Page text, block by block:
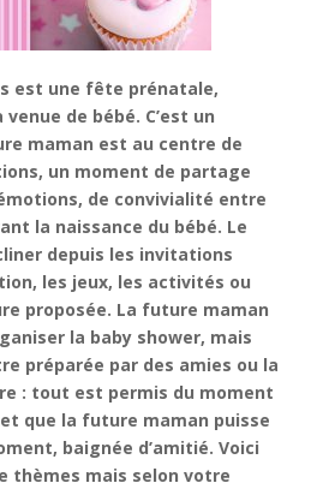
est une fête prénatale,
de bébé. C’est un
maman est au centre de
un moment de partage
de convivialité entre
la naissance du bébé. Le
depuis les invitations
les jeux, les activités ou
proposée. La future maman
la baby shower, mais
préparée par des amies ou la
: tout est permis du moment
et que la future maman puisse
baignée d’amitié. Voici
thèmes mais selon votre